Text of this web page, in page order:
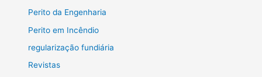
Perito da Engenharia
Perito em Incêndio
regularização fundiária
Revistas